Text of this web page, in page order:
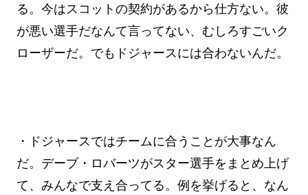
る。今はスコットの契約があるから仕方ない。彼
が悪い選手だなんて言ってない、むしろすごいク
ローザーだ。でもドジャースには合わないんだ。
・ドジャースではチームに合うことが大事なん
だ。デーブ・ロバーツがスター選手をまとめ上げ
て、みんなで支え合ってる。例を挙げると、なん